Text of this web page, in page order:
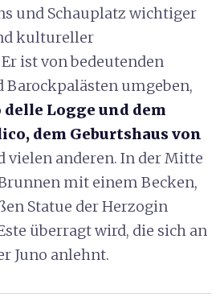
und Schauplatz wichtiger
kultureller
ist von bedeutenden
Barockpalästen umgeben,
delle Logge und dem
dem Geburtshaus von
vielen anderen. In der Mitte
mit einem Becken,
Statue der Herzogin
überragt wird, die sich an
Juno anlehnt.